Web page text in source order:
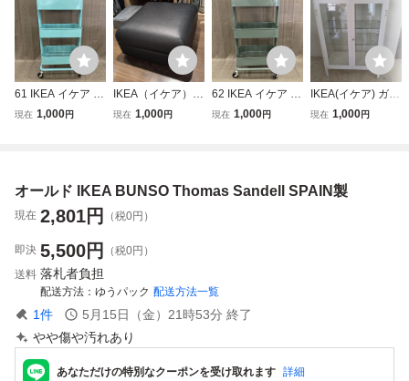
61 IKEA イケア キ
ッチンワゴン ター
現在 1,000円
IKEA（イケア） /
VALLENTUNA
し/配送可能
現在 1,000円
62 IKEA イケア R
SKOG ロースコグ
プ棚板 う
現在 1,000円
IKEA(イケア) ガラ
ス扉キャビネット
現在 1,000円
オールド IKEA BUNSO Thomas Sandell SPAIN製
現在 2,801円 （税0円）
即決 5,500円
（税0円）
送料 落札者負担
配送方法 ゆうパック 配送方法一覧
1件 5月15日（金）21時53分 終了
やや傷や汚れあり
あなただけの特別なクーポンを受け取れます 詳細